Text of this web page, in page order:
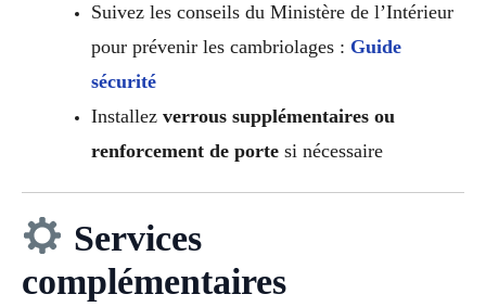
Suivez les conseils du Ministère de l’Intérieur
pour prévenir les cambriolages : Guide
sécurité
Installez verrous supplémentaires ou
renforcement de portesi nécessaire
Services
complémentaires